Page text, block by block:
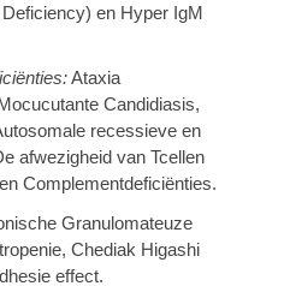
en Hyper IgM
Ataxia
Candidiasis,
recessieve en
afwezigheid van Tcellen
Complementdeficiënties.
Granulomateuze
Chediak Higashi
effect.